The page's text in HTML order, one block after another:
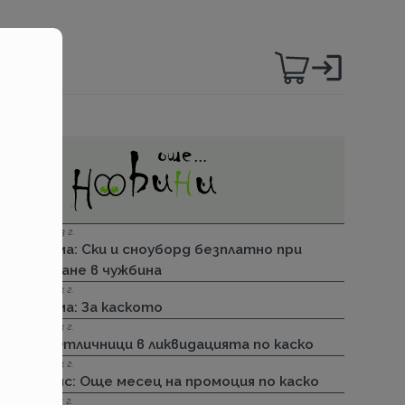
06.12.2023 г.
Групама: Ски и сноуборд безплатно при
пътуване в чужбина
27.04.2023 г.
Групама: За каското
31.03.2023 г.
ДЗИ: Отличници в ликвидацията по каско
31.03.2023 г.
Лев Инс: Още месец на промоция по каско
30.11.2022 г.